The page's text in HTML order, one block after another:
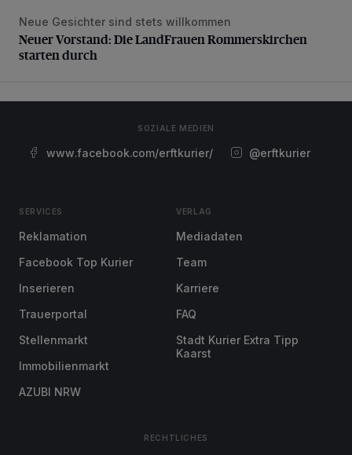
Neuer Vorstand: Die LandFrauen Rommerskirchen starten
Neue Gesichter sind stets willkommen
Neuer Vorstand: Die LandFrauen Rommerskirchen
starten durch
SOZIALE MEDIEN
www.facebook.com/erftkurier/ @erftkurier
SERVICES
Reklamation
Facebook Top Kurier
Inserieren
Trauerportal
Stellenmarkt
Immobilienmarkt
AZUBI NRW
VERLAG
Mediadaten
Team
Karriere
FAQ
Stadt Kurier Extra Tipp
Kaarst
RECHTLICHES